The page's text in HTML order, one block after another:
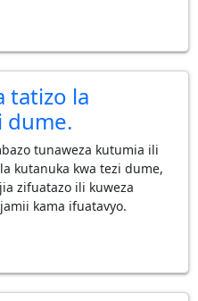
tatizo la
dume.
tunaweza kutumia ili
kutanuka kwa tezi dume,
zifuatazo ili kuweza
kama ifuatavyo.